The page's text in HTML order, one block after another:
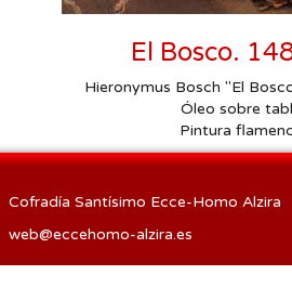
El Bosco.
Hieronymus Bosch "El
Óleo sobre
Pintura
Cofradía Santísimo Ecce-Homo Alzira
web@eccehomo-alzira.es